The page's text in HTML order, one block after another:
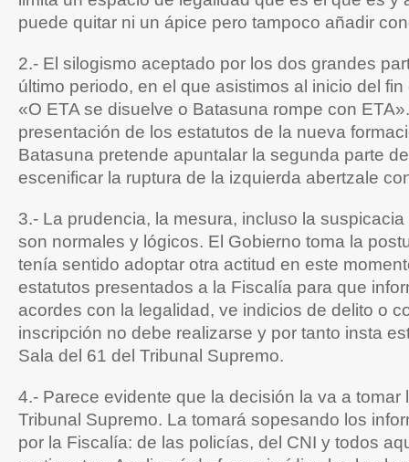
puede quitar ni un ápice pero tampoco añadir
2.- El silogismo aceptado por los dos grandes
último periodo, en el que asistimos al inicio del
«O ETA se disuelve o Batasuna rompe con
presentación de los estatutos de la nueva
Batasuna pretende apuntalar la segunda parte
escenificar la ruptura de la izquierda abertzale
3.- La prudencia, la mesura, incluso la
son normales y lógicos. El Gobierno toma la
tenía sentido adoptar otra actitud en este
estatutos presentados a la Fiscalía para que
acordes con la legalidad, ve indicios de delito o
inscripción no debe realizarse y por tanto insta
Sala del 61 del Tribunal Supremo.
4.- Parece evidente que la decisión la va a tomar
Tribunal Supremo. La tomará sopesando los
por la Fiscalía: de las policías, del CNI y todos